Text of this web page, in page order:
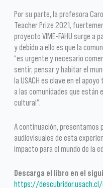
Por su parte, la profesora
Teacher Prize 2021,
proyecto VIME-FAHU surge a
y debido a ello es que la
“es urgente y necesario
sentir, pensar y habitar el
la USACH es clave en el
a las comunidades que están
cultural”.
A continuación,
audiovisuales de esta
impacto para el mundo de la
Descarga el libro en el
https://descubridor.usach.cl/